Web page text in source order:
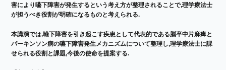
害により嚥下障害が発生するという考え方が整理されることで,理学療法士
が担うべき役割が明確になるものと考えられる.
本講演では,嚥下障害を引き起こす疾患として代表的である脳卒中片麻痺と
パーキンソン病の嚥下障害発生メカニズムについて整理し,理学療法士に課
せられる役割と課題,今後の使命を提案する.